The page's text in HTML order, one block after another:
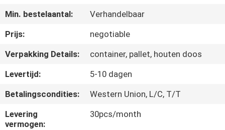
KWALITEITSCONTROLE
NEEM
CONTACT
MET
ONS
OP
Min. bestelaantal:
Verhandelbaar
Prijs:
negotiable
Verpakking Details:
container, pallet, houten doos
Levertijd:
5-10 dagen
Betalingscondities:
Western Union, L/C, T/T
Levering
vermogen:
30pcs/month